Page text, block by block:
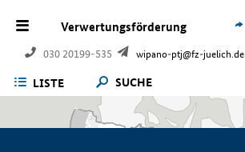
Verwertungsförderung
030 20199-535 wipano-ptj@fz-juelich.de
LISTE SUCHE